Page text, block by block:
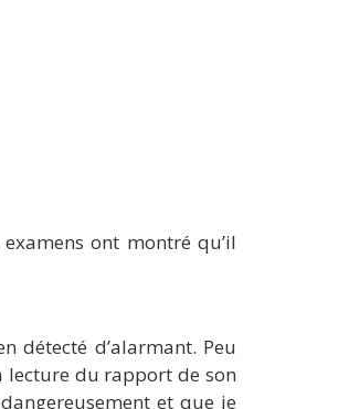
ont montré qu’il
détecté d’alarmant. Peu
lecture du rapport de son
et que je